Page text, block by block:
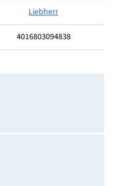
Liebherr
4016803094838